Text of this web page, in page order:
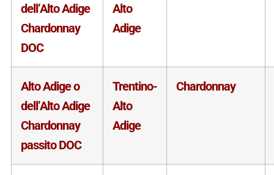
dell’Alto Adige
Chardonnay
DOC
Alto
Adige
Alto Adige o
dell’Alto Adige
Chardonnay
passito DOC
Trentino-
Alto
Adige
Chardonnay